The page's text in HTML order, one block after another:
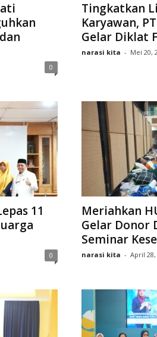
0
Tingkatkan
Karyawan,
Gelar Diklat
narasi kita - Mei 20,
11
0
Meriahkan
Gelar Donor
Seminar
narasi kita - April 28,